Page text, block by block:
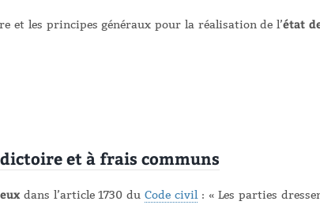
et les principes généraux pour la réalisation de l’état
et à frais communs
dans l’article 1730 duCode civil: « Les parties